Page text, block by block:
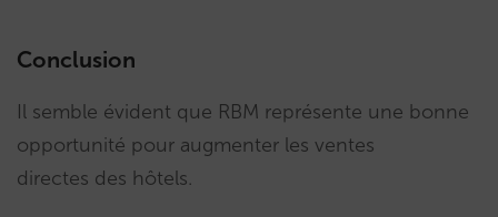
Conclusion
Il semble évident que RBM représente une bonne
opportunité pour augmenter les ventes
directes des hôtels.